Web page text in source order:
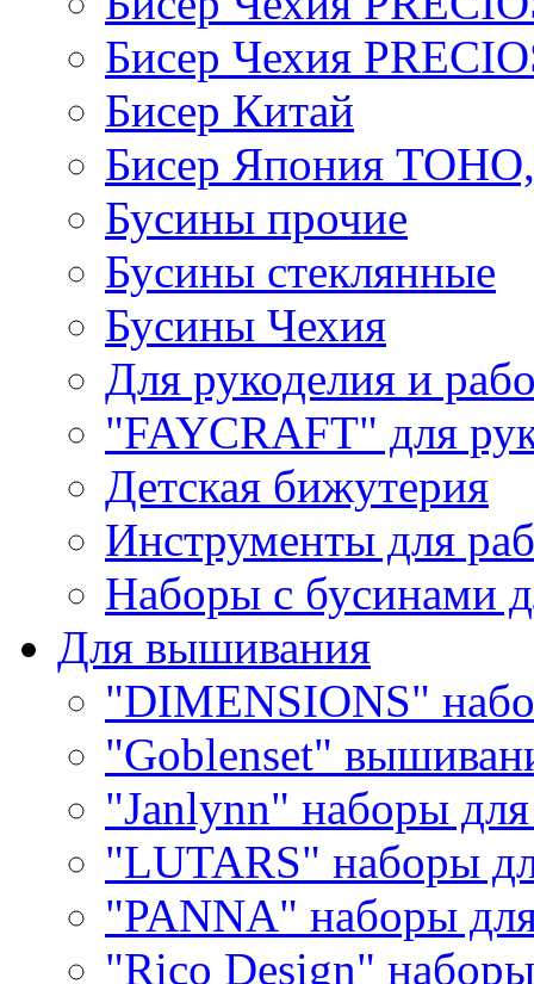
Бисер Чехия
Бисер Китай
Бисер Япония
Бусины прочие
Бусины стеклянные
Бусины Чехия
Для рукоделия и
"FAYCRAFT" для
Детская бижутерия
Инструменты для
Наборы с бусинами
Для вышивания
"DIMENSIONS"
"Goblenset"
"Janlynn" наборы
"LUTARS" наборы
"PANNA" наборы
"Rico Design"